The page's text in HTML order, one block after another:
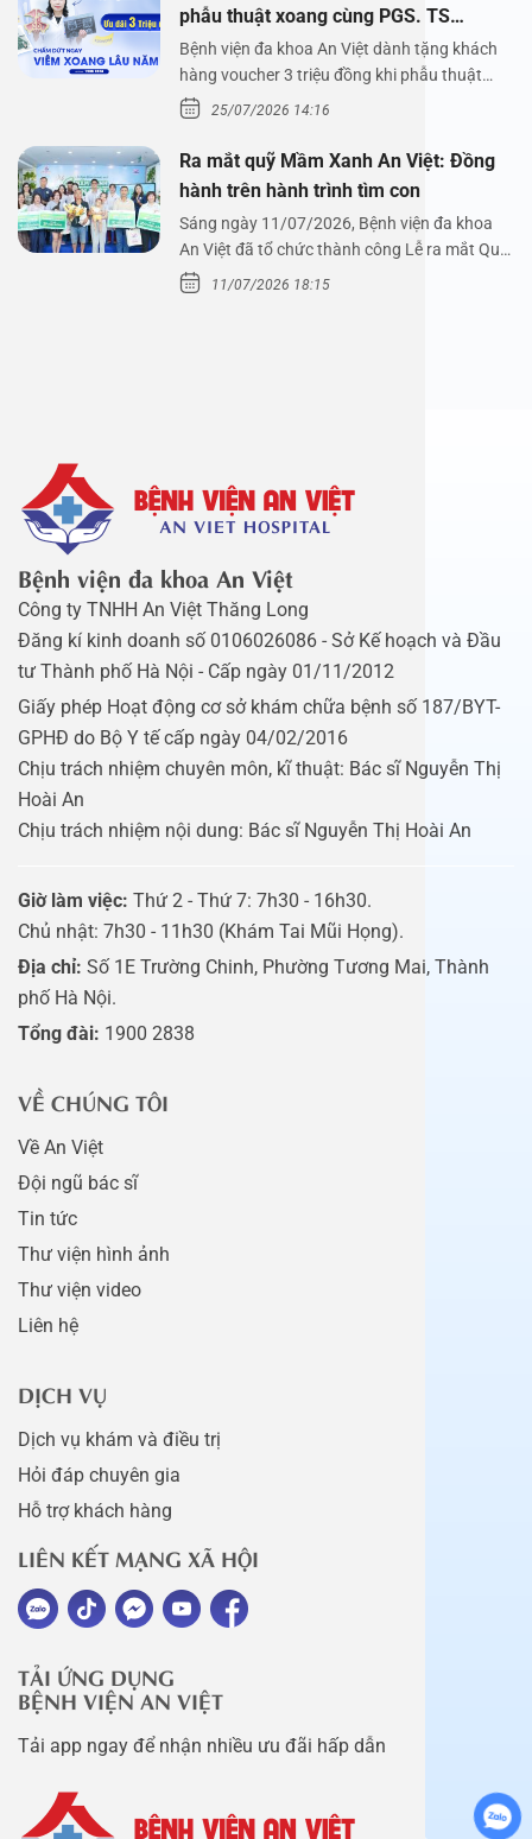
phẫu thuật xoang cùng PGS. TS
Nguyễn Thị Hoài An
Bệnh viện đa khoa An Việt dành tặng khách
hàng voucher 3 triệu đồng khi phẫu thuật
xoang cùng PGS.…
25/07/2026 14:16
Ra mắt quỹ Mầm Xanh An Việt: Đồng
hành trên hành trình tìm con
Sáng ngày 11/07/2026, Bệnh viện đa khoa
An Việt đã tổ chức thành công Lễ ra mắt Quỹ
Mầm Xanh…
11/07/2026 18:15
Bệnh viện đa khoa An Việt
Công ty TNHH An Việt Thăng Long
Đăng kí kinh doanh số 0106026086 - Sở Kế hoạch và Đầu
tư Thành phố Hà Nội - Cấp ngày 01/11/2012
Giấy phép Hoạt động cơ sở khám chữa bệnh số 187/BYT-
GPHĐ do Bộ Y tế cấp ngày 04/02/2016
Chịu trách nhiệm chuyên môn, kĩ thuật: Bác sĩ Nguyễn Thị
Hoài An
Chịu trách nhiệm nội dung: Bác sĩ Nguyễn Thị Hoài An
Giờ làm việc: Thứ 2 - Thứ 7: 7h30 - 16h30.
Chủ nhật: 7h30 - 11h30 (Khám Tai Mũi Họng).
Địa chỉ: Số 1E Trường Chinh, Phường Tương Mai, Thành
phố Hà Nội.
Tổng đài: 1900 2838
VỀ CHÚNG TÔI
Về An Việt
Đội ngũ bác sĩ
Tin tức
Thư viện hình ảnh
Thư viện video
Liên hệ
DỊCH VỤ
Dịch vụ khám và điều trị
Hỏi đáp chuyên gia
Hỗ trợ khách hàng
LIÊN KẾT MẠNG XÃ HỘI
TẢI ỨNG DỤNG
BỆNH VIỆN AN VIỆT
Tải app ngay để nhận nhiều ưu đãi hấp dẫn